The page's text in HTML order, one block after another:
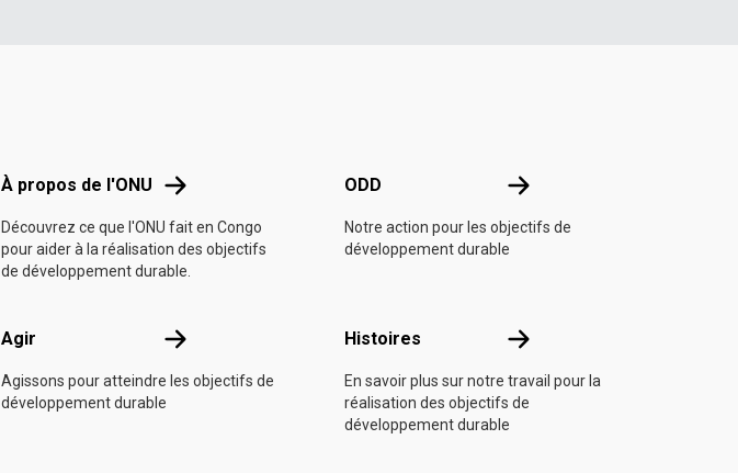
À propos de l'ONU À propos de l'ONU
Découvrez ce que l'ONU fait en Congo
pour aider à la réalisation des objectifs
de développement durable.
ODD ODD
Notre action pour les objectifs de
développement durable
Agir Agir
Agissons pour atteindre les objectifs de
développement durable
Histoires Histoires
En savoir plus sur notre travail pour la
réalisation des objectifs de
développement durable